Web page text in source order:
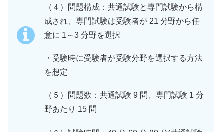
（４）問題構成：共通試験と専門試験から構
成され、専門試験は受験者が 21 分野から任
意に 1～3 分野を選択
・受験時に受験者が受験分野を選択する方法
を想定
（５）問題数：共通試験 9 問、専門試験 1 分
野あたり 15 問